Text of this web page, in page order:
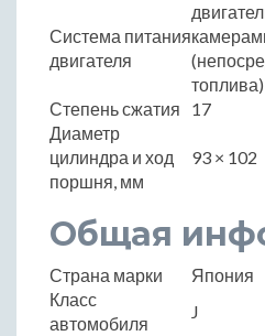
Система питания
двигателя
топлива)
Степень сжатия
17
Диаметр
цилиндра и ход
поршня, мм
93 × 102
Общая
Страна марки
Япония
Класс
автомобиля
J